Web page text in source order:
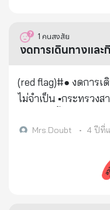
1 คนสงสัย
งดการเดินทางและ
(red flag)#● งดการเ
ไม่จำเป็น ▪︎กระทรวงสาธ
รักษาความชุ่มชื้นของเยื่อเมือกลำค
เชื้อโรคจะเข้าสู่ร่างก
ต้องคำนึงหรือทนกร
Mrs.Doubt • 4 ปีที่